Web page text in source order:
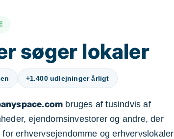
søger lokaler
+1.400 udlejninger årligt
bruges af tusindvis af
ejendomsinvestorer og andre, der
erhvervsejendomme og erhvervslokaler